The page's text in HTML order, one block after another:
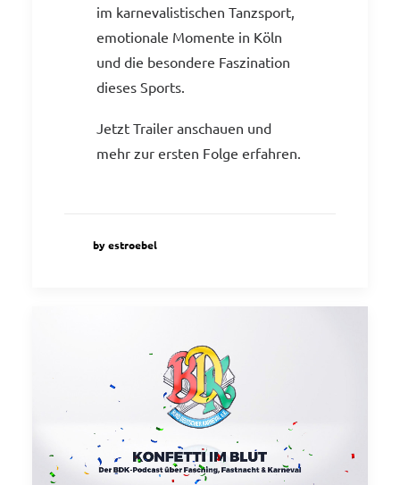
im karnevalistischen Tanzsport,
emotionale Momente in Köln
und die besondere Faszination
dieses Sports.
Jetzt Trailer anschauen und
mehr zur ersten Folge erfahren.
by estroebel